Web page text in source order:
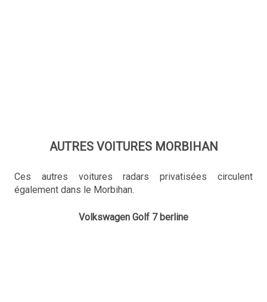
AUTRES VOITURES MORBIHAN
Ces autres voitures radars privatisées circulent
également dans le Morbihan.
Volkswagen Golf 7 berline